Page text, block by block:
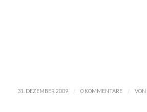
31. DEZEMBER 2009 / 0 KOMMENTARE / VON